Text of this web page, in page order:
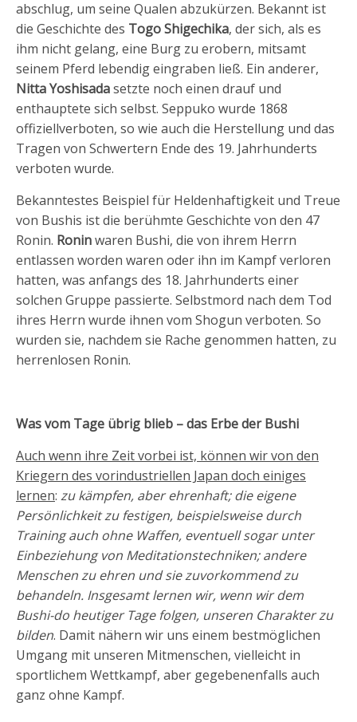
abschlug, um seine Qualen abzukürzen. Bekannt ist
die Geschichte des Togo Shigechika, der sich, als es
ihm nicht gelang, eine Burg zu erobern, mitsamt
seinem Pferd lebendig eingraben ließ. Ein anderer,
Nitta Yoshisadasetzte noch einen drauf und
enthauptete sich selbst. Seppuko wurde 1868
offiziellverboten, so wie auch die Herstellung und das
Tragen von Schwertern Ende des 19. Jahrhunderts
verboten wurde.
Bekanntestes Beispiel für Heldenhaftigkeit und Treue
von Bushis ist die berühmte Geschichte von den 47
Ronin. Roninwaren Bushi, die von ihrem Herrn
entlassen worden waren oder ihn im Kampf verloren
hatten, was anfangs des 18. Jahrhunderts einer
solchen Gruppe passierte. Selbstmord nach dem Tod
ihres Herrn wurde ihnen vom Shogun verboten. So
wurden sie, nachdem sie Rache genommen hatten, zu
herrenlosen Ronin.
Was vom Tage übrig blieb – das Erbe der Bushi
Auch wenn ihre Zeit vorbei ist, können wir von den
Kriegern des vorindustriellen Japan doch einiges
lernen: zu kämpfen, aber ehrenhaft; die eigene
Persönlichkeit zu festigen, beispielsweise durch
Training auch ohne Waffen, eventuell sogar unter
Einbeziehung von Meditationstechniken; andere
Menschen zu ehren und sie zuvorkommend zu
behandeln. Insgesamt lernen wir, wenn wir dem
Bushi-do heutiger Tage folgen, unseren Charakter zu
bilden. Damit nähern wir uns einem bestmöglichen
Umgang mit unseren Mitmenschen, vielleicht in
sportlichem Wettkampf, aber gegebenenfalls auch
ganz ohne Kampf.